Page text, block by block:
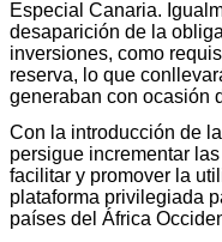
Especial Canaria.
desaparición de la
inversiones, como
reserva, lo que
generaban con ocasión
Con la introducción de
persigue incrementar
facilitar y promover la
plataforma privilegiada
países del África